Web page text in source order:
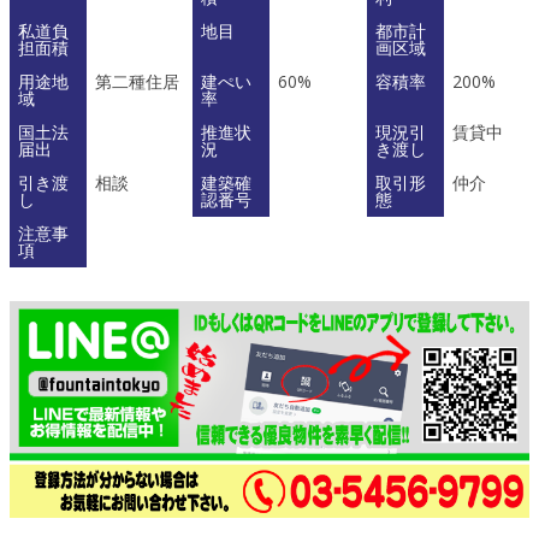
私道負
担面積
地目 都市計
画区域
用途地
域
第二種住居 建ぺい
率
60% 容積率 200%
国土法
届出
推進状
況
現況引
き渡し
賃貸中
引き渡
し
相談 建築確
認番号
取引形
態
仲介
注意事
項